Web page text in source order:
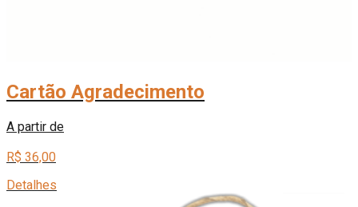
Cartão Agradecimento
A partir de
R$ 36,00
Detalhes